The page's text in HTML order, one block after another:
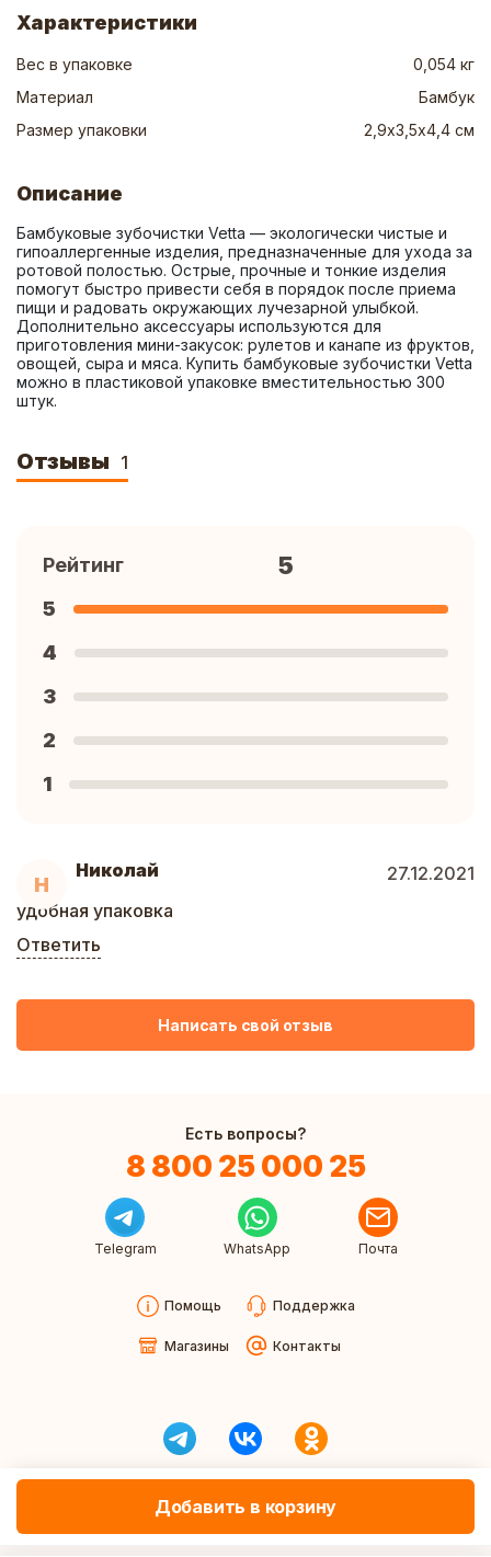
Добавить в корзину
Характеристики
Вес в упаковке
0,054 кг
Материал
Бамбук
Размер упаковки
2,9х3,5х4,4 см
Описание
Бамбуковые зубочистки Vetta — экологически чистые и
гипоаллергенные изделия, предназначенные для ухода за
ротовой полостью. Острые, прочные и тонкие изделия
помогут быстро привести себя в порядок после приема
пищи и радовать окружающих лучезарной улыбкой.
Дополнительно аксессуары используются для
приготовления мини-закусок: рулетов и канапе из фруктов,
овощей, сыра и мяса. Купить бамбуковые зубочистки Vetta
можно в пластиковой упаковке вместительностью 300
штук.
Отзывы 1
Н
Николай
27.12.2021
удобная упаковка
Ответить
Рейтинг 5
5
4
3
2
1
Написать свой отзыв
Есть вопросы?
8 800 25 000 25
Telegram WhatsApp Почта
Помощь Поддержка
Магазины Контакты